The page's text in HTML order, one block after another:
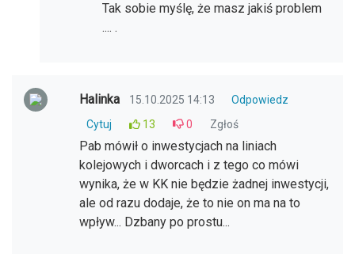
Tak sobie myślę, że masz jakiś problem
.... .
Halinka 15.10.2025 14:13
Odpowiedz
Cytuj
13 0 Zgłoś
Pab mówił o inwestycjach na liniach
kolejowych i dworcach i z tego co mówi
wynika, że w KK nie będzie żadnej inwestycji,
ale od razu dodaje, że to nie on ma na to
wpływ... Dzbany po prostu...